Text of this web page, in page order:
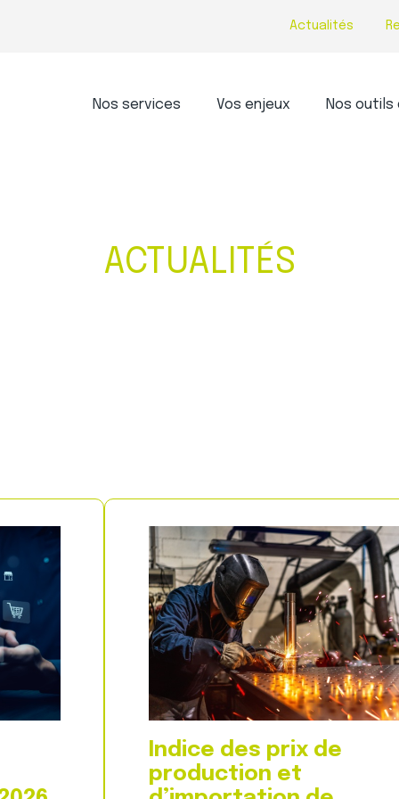
Actualités
Principal
Nos services Vos enjeux Nos outils
ACTUALITÉS
Indice des prix de
production et